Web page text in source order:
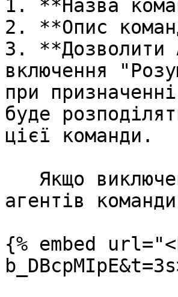
1. **Назва
2. **Опис
3. **Дозволити
включення
при
буде
цієї команди.
агентів
{% embed